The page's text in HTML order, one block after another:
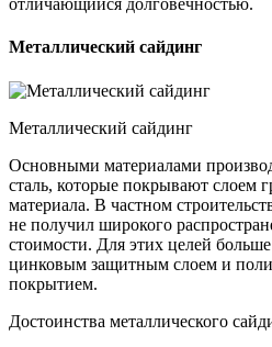
отличающийся долговечностью.
Металлический сайдинг
Металлический сайдинг
Основными материалами
сталь, которые покрывают слоем
материала. В частном
не получил широкого
стоимости. Для этих целей
цинковым защитным слоем и
покрытием.
Достоинства металлического